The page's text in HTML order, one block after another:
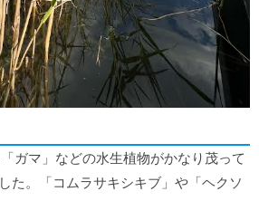
ガマ」などの水生植物がかなり茂って
た。「コムラサキシキブ」や「ヘクソ